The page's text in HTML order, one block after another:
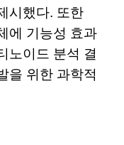
시했다. 또한
에 기능성 효과
노이드 분석 결
을 위한 과학적